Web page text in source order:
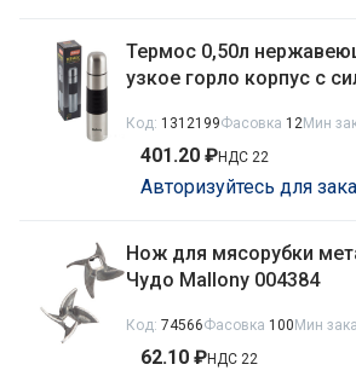
Термос 0,50л нержавеющая колба
узкое горло корпус c
Код: 1312199Фасовка 12Мин
401.20 ₽НДС 22
Авторизуйтесь для
Нож для мясорубки
Чудо Mallony 004384
Код: 74566Фасовка 100 Мин
62.10 ₽НДС 22